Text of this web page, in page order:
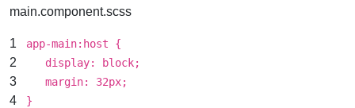
main.component.scss
1
2
3
4
app-main:host {
display: block;
margin: 32px;
}